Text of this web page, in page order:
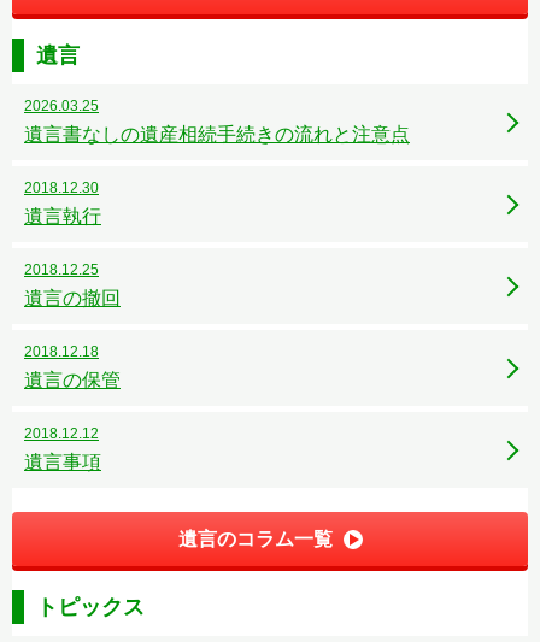
遺言
2026.03.25
遺言書なしの遺産相続手続きの流れと注意点
2018.12.30
遺言執行
2018.12.25
遺言の撤回
2018.12.18
遺言の保管
2018.12.12
遺言事項
遺言のコラム一覧
トピックス